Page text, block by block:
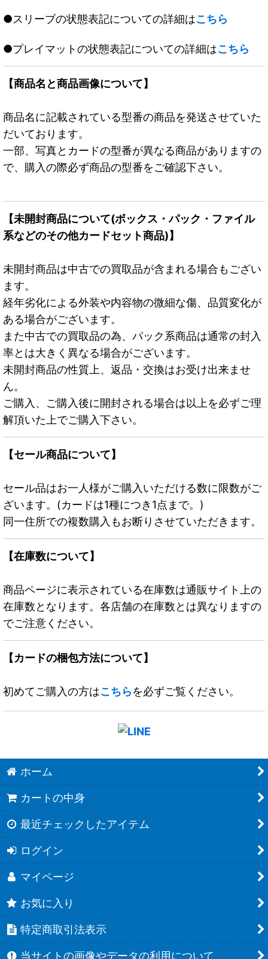
●スリーブの状態表記についての詳細はこちら
●プレイマットの状態表記についての詳細はこちら
【商品名と商品画像について】
商品名に記載されている型番の商品を発送させていた
だいております。
一部、写真とカードの型番が異なる商品がありますの
で、購入の際必ず商品の型番をご確認下さい。
【未開封商品について(ボックス・パック・ファイル
系などのその他カードセット商品)】
未開封商品は中古での買取品が含まれる場合もござい
ます。
経年劣化による外装や内容物の微細な傷、品質変化が
ある場合がございます。
また中古での買取品の為、パック系商品は通常の封入
率とは大きく異なる場合がございます。
未開封商品の性質上、返品・交換はお受け出来ませ
ん。
ご購入、ご購入後に開封される場合は以上を必ずご理
解頂いた上でご購入下さい。
【セール商品について】
セール品はお一人様がご購入いただける数に限数がご
ざいます。(カードは1種につき1点まで。)
同一住所での複数購入もお断りさせていただきます。
【在庫数について】
商品ページに表示されている在庫数は通販サイト上の
在庫数となります。各店舗の在庫数とは異なりますの
でご注意ください。
【カードの梱包方法について】
初めてご購入の方はこちらを必ずご覧ください。
ホーム
カートの中身
最近チェックしたアイテム
ログイン
マイページ
お気に入り
特定商取引法表示
当サイトの画像やデータの利用について